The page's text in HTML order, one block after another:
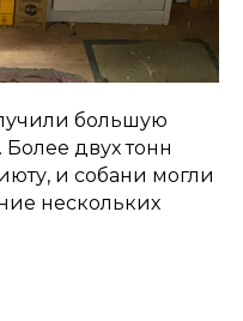
большую
двух тонн
и собани могли
нескольких